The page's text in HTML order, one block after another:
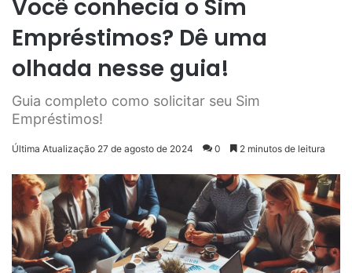
Você conhecia o Sim
Empréstimos? Dê uma
olhada nesse guia!
Guia completo como solicitar seu Sim
Empréstimos!
Última Atualização 27 de agosto de 2024 0 2 minutos de leitura